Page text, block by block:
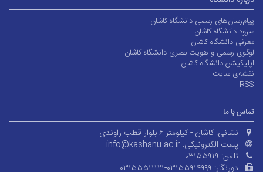
پیام‌رسان‌های رسمی دانشگاه کاشان
سرود دانشگاه کاشان
معرفی دانشگاه کاشان
لوگوی رسمی و هویت بصری دانشگاه کاشان
اپلیکیشن دانشگاه کاشان
نقشه‌ی سایت
RSS
تماس با ما
نشانی: کاشان - کیلومتر ۶ بلوار قطب راوندی
پست الکترونیکی: info@kashanu.ac.ir
تلفن: ۰۳۱۵۵۹۱۹
دورنگار: ۰۳۱۵۵۵۱۱۱۲۱-۰۳۱۵۵۹۱۴۹۹۹